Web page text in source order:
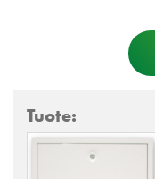
paloluukku